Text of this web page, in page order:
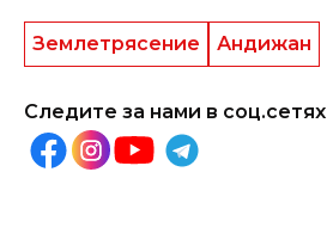
Землетрясение Андижан
Следите за нами в соц.сетях